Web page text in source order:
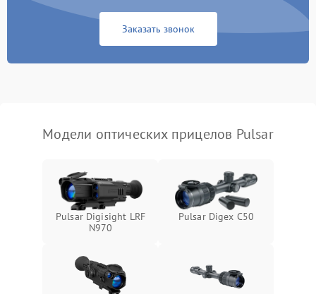
Неисправность системы
защиты от замыкания
1000 ₽
защиты от перегрева
Заказать звонок
Модели оптических прицелов Pulsar
Pulsar Digisight LRF
N970
Pulsar Digex C50